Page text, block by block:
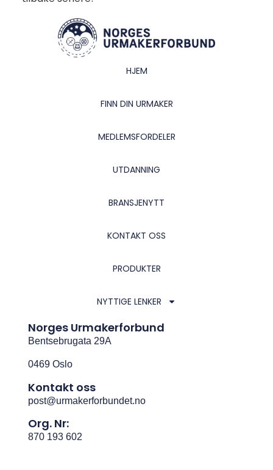
De 5 viktigste funksjonene som
gir urmakere digital suksess
Les mer »
fascinasjon
Les mer »
Antikythera-mekanismen
LEDIG STILLING SOM URMAKER